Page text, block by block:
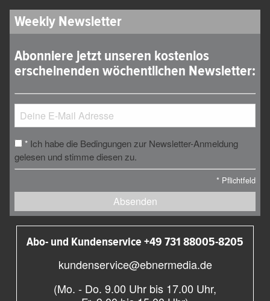
Weekly Newsletter
Abonniere jetzt unseren kostenlos
erscheinenden wöchentlichen Newsletter:
* Ich habe die Bedingungen zur Newsletter-Anmeldung
gelesen und stimme diesen zu.
* Pflichtfeld
Absenden
Abo- und Kundenservice +49 731 88005-8205
kundenservice@ebnermedia.de
(Mo. - Do. 9.00 Uhr bis 17.00 Uhr,